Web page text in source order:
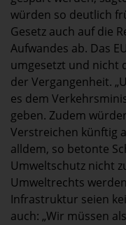
würden so deutlich
Gesetz auch auf die
Aufwandes ab. Das
umgesetzt und nicht
der Vergangenheit.
es dem
geben. Zudem
Verstreichen künftig
alldem, so betonte
Umweltschutz nicht
Umweltrechts
Infrastruktur seien
auch: „Wir müssen